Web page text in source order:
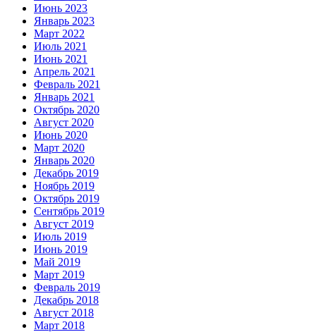
Июнь 2023
Январь 2023
Март 2022
Июль 2021
Июнь 2021
Апрель 2021
Февраль 2021
Январь 2021
Октябрь 2020
Август 2020
Июнь 2020
Март 2020
Январь 2020
Декабрь 2019
Ноябрь 2019
Октябрь 2019
Сентябрь 2019
Август 2019
Июль 2019
Июнь 2019
Май 2019
Март 2019
Февраль 2019
Декабрь 2018
Август 2018
Март 2018